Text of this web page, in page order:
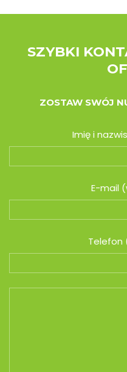
SZYBKI
ZOSTAW SWÓJ
Imię i
E-mail
Telefon